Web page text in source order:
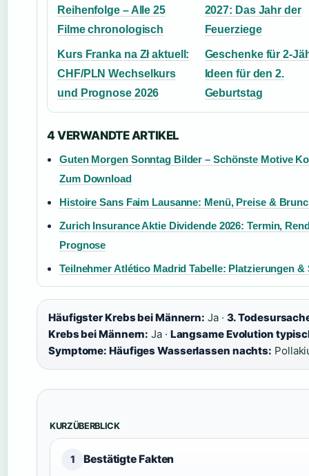
Reihenfolge – Alle 25
Filme chronologisch
2027: Das Jahr der
Feuerziege
Kurs Franka na Zł aktuell:
CHF/PLN Wechselkurs
und Prognose 2026
Geschenke für 2-
Ideen für den 2.
Geburtstag
4 VERWANDTE ARTIKEL
Guten Morgen Sonntag Bilder – Schönste Motive
Zum Download
Histoire Sans Faim Lausanne: Menü, Preise &
Zurich Insurance Aktie Dividende 2026: Termin,
Prognose
Teilnehmer Atlético Madrid Tabelle: Platzierungen &
Häufigster Krebs bei Männern: Ja · 3.
Krebs bei Männern: Ja · Langsame Evolution
Symptome: Häufiges Wasserlassen nachts:
KURZÜBERBLICK
1 Bestätigte Fakten